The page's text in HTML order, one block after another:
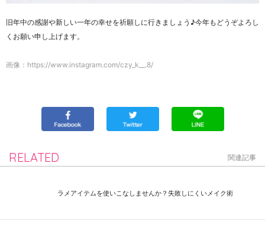
旧年中の感謝や新しい一年の幸せを祈願しに行きましょう♪今年もどうぞよろし
くお願い申し上げます。
画像：https://www.instagram.com/czy_k__.8/
RELATED 関連記事
ラメアイテムを使いこなしませんか？失敗しにくいメイク術